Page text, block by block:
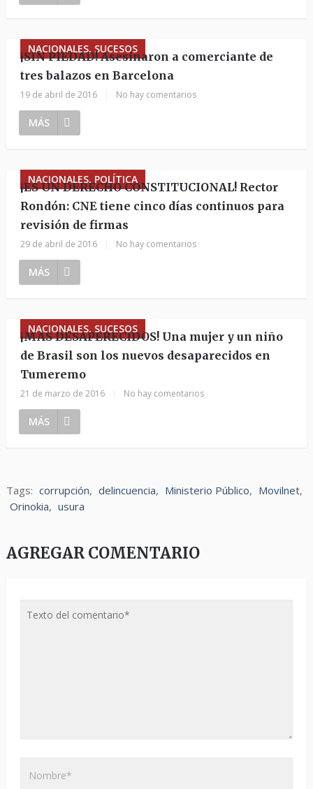
NACIONALES, SUCESOS
¡SIN PIEDAD! Asesinaron a comerciante de
tres balazos en Barcelona
19 de abril de 2016 No hay comentarios
MÁS
NACIONALES, POLÍTICA
¡ES UN DERECHO CONSTITUCIONAL! Rector
Rondón: CNE tiene cinco días continuos para
revisión de firmas
29 de abril de 2016 No hay comentarios
MÁS
NACIONALES, SUCESOS
¡MAS DESAPERECIDOS! Una mujer y un niño
de Brasil son los nuevos desaparecidos en
Tumeremo
21 de marzo de 2016 No hay comentarios
MÁS
Tags: corrupción, delincuencia, Ministerio Público, Movilnet,
Orinokia, usura
AGREGAR COMENTARIO